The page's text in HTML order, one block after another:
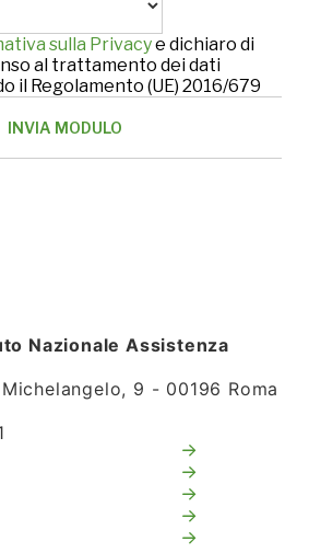
sulla Privacye dichiaro di
al trattamento dei dati
il Regolamento (UE) 2016/679
Nazionale Assistenza
9 - 00196 Roma